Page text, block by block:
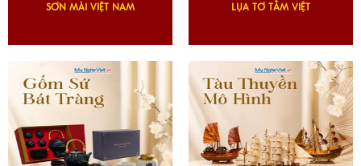
SƠN MÀI VIỆT NAM LỤA TƠ TẰM VIỆT